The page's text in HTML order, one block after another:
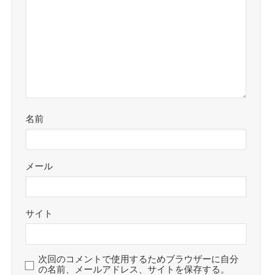
名前
メール
サイト
次回のコメントで使用するためブラウザーに自分
の名前、メールアドレス、サイトを保存する。